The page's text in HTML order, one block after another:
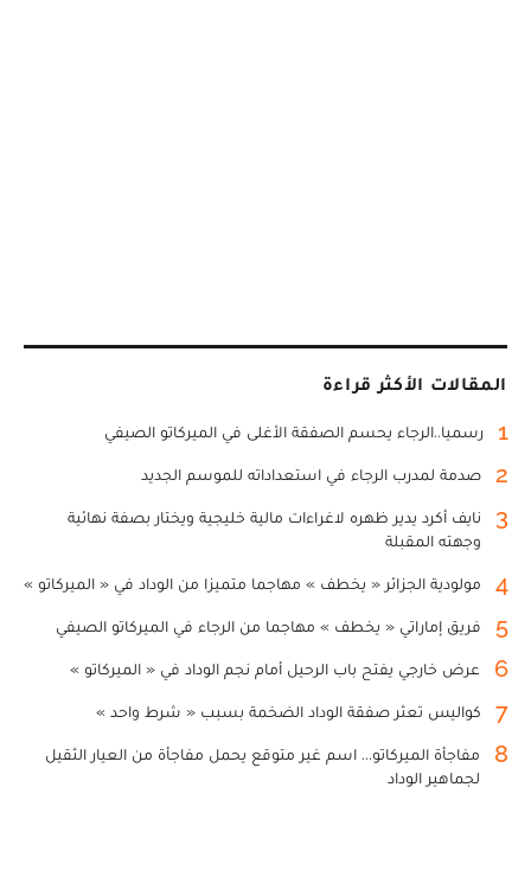
المقالات الأكثر قراءة
1 رسميا..الرجاء يحسم الصفقة الأغلى في الميركاتو الصيفي
2 صدمة لمدرب الرجاء في استعداداته للموسم الجديد
3
نايف أكرد يدير ظهره لاغراءات مالية خليجية ويختار بصفة نهائية
وجهته المقبلة
4 مولودية الجزائر « يخطف » مهاجما متميزا من الوداد في « الميركاتو »
5 فريق إماراتي « يخطف » مهاجما من الرجاء في الميركاتو الصيفي
6 عرض خارجي يفتح باب الرحيل أمام نجم الوداد في « الميركاتو »
7 كواليس تعثر صفقة الوداد الضخمة بسبب « شرط واحد »
8
مفاجأة الميركاتو... اسم غير متوقع يحمل مفاجأة من العيار الثقيل
لجماهير الوداد